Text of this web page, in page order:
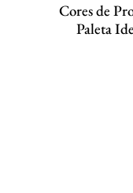
Cores de
Paleta